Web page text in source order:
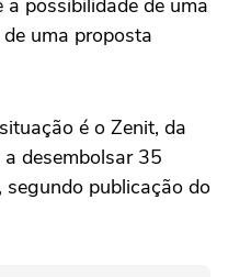
possibilidade de uma
uma proposta
é o Zenit, da
desembolsar 35
segundo publicação do